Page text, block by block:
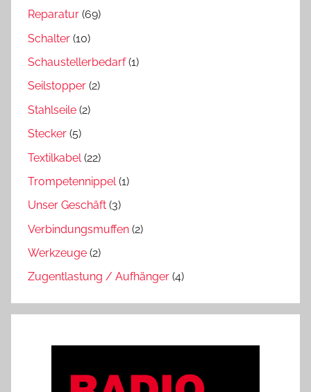
Reparatur (69)
Schalter (10)
Schaustellerbedarf(1)
Seilstopper (2)
Stahlseile (2)
Stecker (5)
Textilkabel (22)
Trompetennippel(1)
Unser Geschäft (3)
Verbindungsmuffen (2)
Werkzeuge (2)
Zugentlastung / Aufhänger (4)